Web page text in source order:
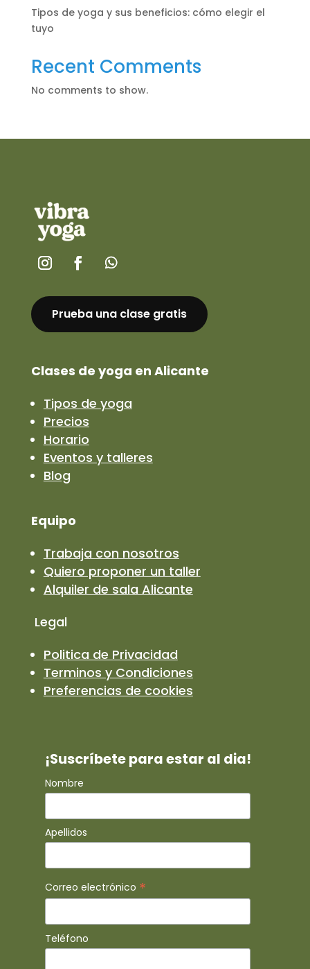
Tipos de yoga y sus beneficios: cómo elegir el
tuyo
Recent Comments
No comments to show.
Prueba una clase gratis
Clases de yoga en Alicante
Tipos de yoga
Precios
Horario
Eventos y talleres
Blog
Equipo
Trabaja con nosotros
Quiero proponer un taller
Alquiler de sala Alicante
Legal
Politica de Privacidad
Terminos y Condiciones
Preferencias de cookies
¡Suscríbete para estar al dia!
Nombre
Apellidos
Correo electrónico *
Teléfono